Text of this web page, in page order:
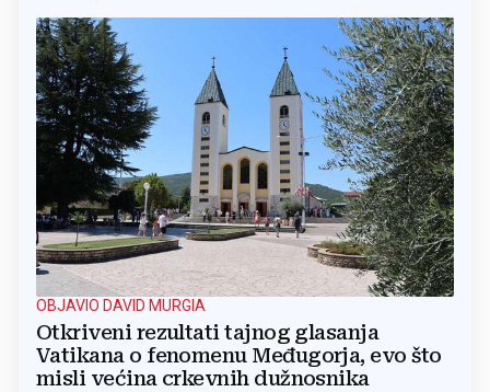
OBJAVIO DAVID MURGIA
Otkriveni rezultati tajnog glasanja
Vatikana o fenomenu Međugorja, evo što
misli većina crkevnih dužnosnika